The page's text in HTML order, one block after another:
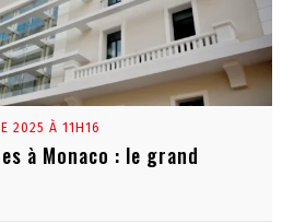
2025 À 11H16
à Monaco : le grand